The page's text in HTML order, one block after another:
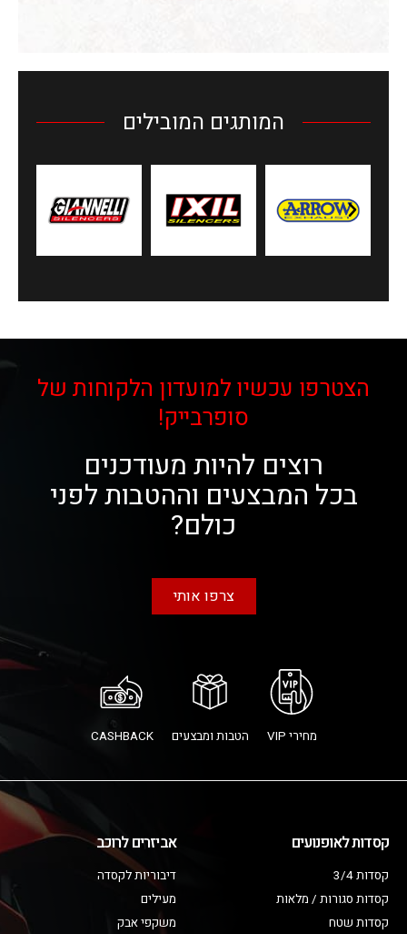
המותגים המובילים
הצטרפו עכשיו למועדון הלקוחות של
סופרבייק!
רוצים להיות מעודכנים
בכל המבצעים וההטבות לפני
כולם?
צרפו אותי
מחירי VIP הטבות ומבצעים CASHBACK
קסדות לאופנועים
קסדות 3/4
קסדות סגורות / מלאות
קסדות שטח
אביזרים לרוכב
דיבוריות לקסדה
מעילים
משקפי אבק